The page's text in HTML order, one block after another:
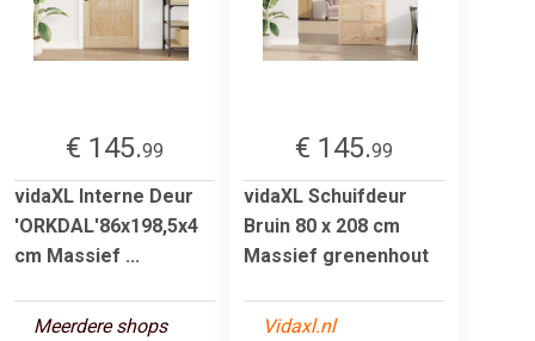
€ 145.99
vidaXL Interne Deur
'ORKDAL'86x198,5x4
cm Massief ...
Meerdere shops
€ 145.99
vidaXL Schuifdeur
Bruin 80 x 208 cm
Massief grenenhout
Vidaxl.nl